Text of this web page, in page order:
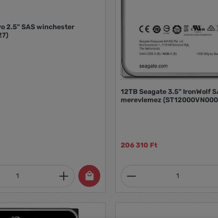
2.5" SAS winchester
Adja meg a kívánt
12TB Seagate 3.5" IronWolf
merevlemez
206 310 Ft